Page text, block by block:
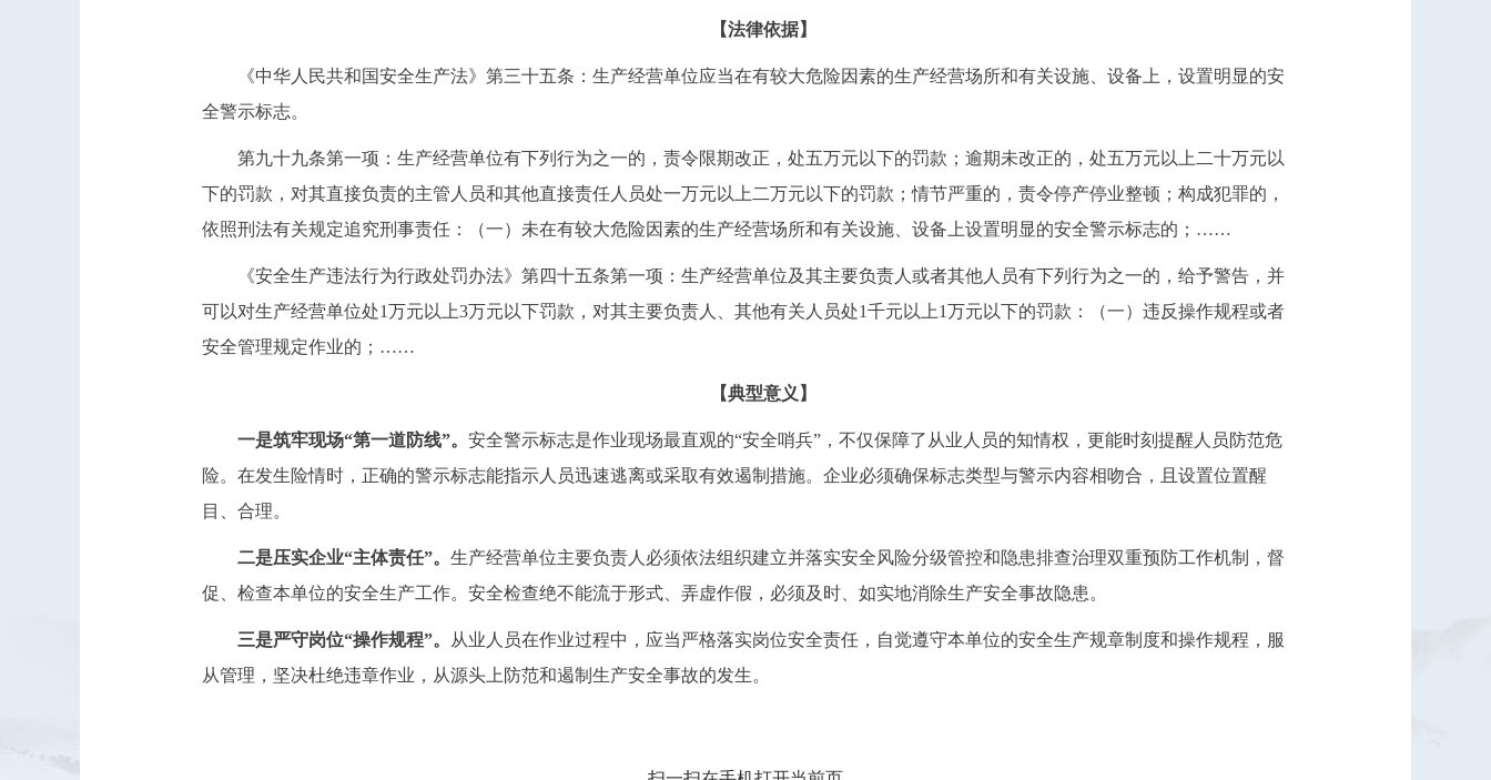
【法律依据】
《中华人民共和国安全生产法》第三十五条：生产经营单位应当在有较大危险因素的生产经营场所和有关设施、设备上，设置明显的安
全警示标志。
第九十九条第一项：生产经营单位有下列行为之一的，责令限期改正，处五万元以下的罚款；逾期未改正的，处五万元以上二十万元以
下的罚款，对其直接负责的主管人员和其他直接责任人员处一万元以上二万元以下的罚款；情节严重的，责令停产停业整顿；构成犯罪的，
依照刑法有关规定追究刑事责任：（一）未在有较大危险因素的生产经营场所和有关设施、设备上设置明显的安全警示标志的；……
《安全生产违法行为行政处罚办法》第四十五条第一项：生产经营单位及其主要负责人或者其他人员有下列行为之一的，给予警告，并
可以对生产经营单位处1万元以上3万元以下罚款，对其主要负责人、其他有关人员处1千元以上1万元以下的罚款：（一）违反操作规程或者
安全管理规定作业的；……
【典型意义】
一是筑牢现场“第一道防线”。 安全警示标志是作业现场最直观的“安全哨兵”，不仅保障了从业人员的知情权，更能时刻提醒人员防范危
险。在发生险情时，正确的警示标志能指示人员迅速逃离或采取有效遏制措施。企业必须确保标志类型与警示内容相吻合，且设置位置醒
目、合理。
二是压实企业“主体责任”。 生产经营单位主要负责人必须依法组织建立并落实安全风险分级管控和隐患排查治理双重预防工作机制，督
促、检查本单位的安全生产工作。安全检查绝不能流于形式、弄虚作假，必须及时、如实地消除生产安全事故隐患。
三是严守岗位“操作规程”。
从业人员在作业过程中，应当严格落实岗位安全责任，自觉遵守本单位的安全生产规章制度和操作规程，服
从管理，坚决杜绝违章作业，从源头上防范和遏制生产安全事故的发生。